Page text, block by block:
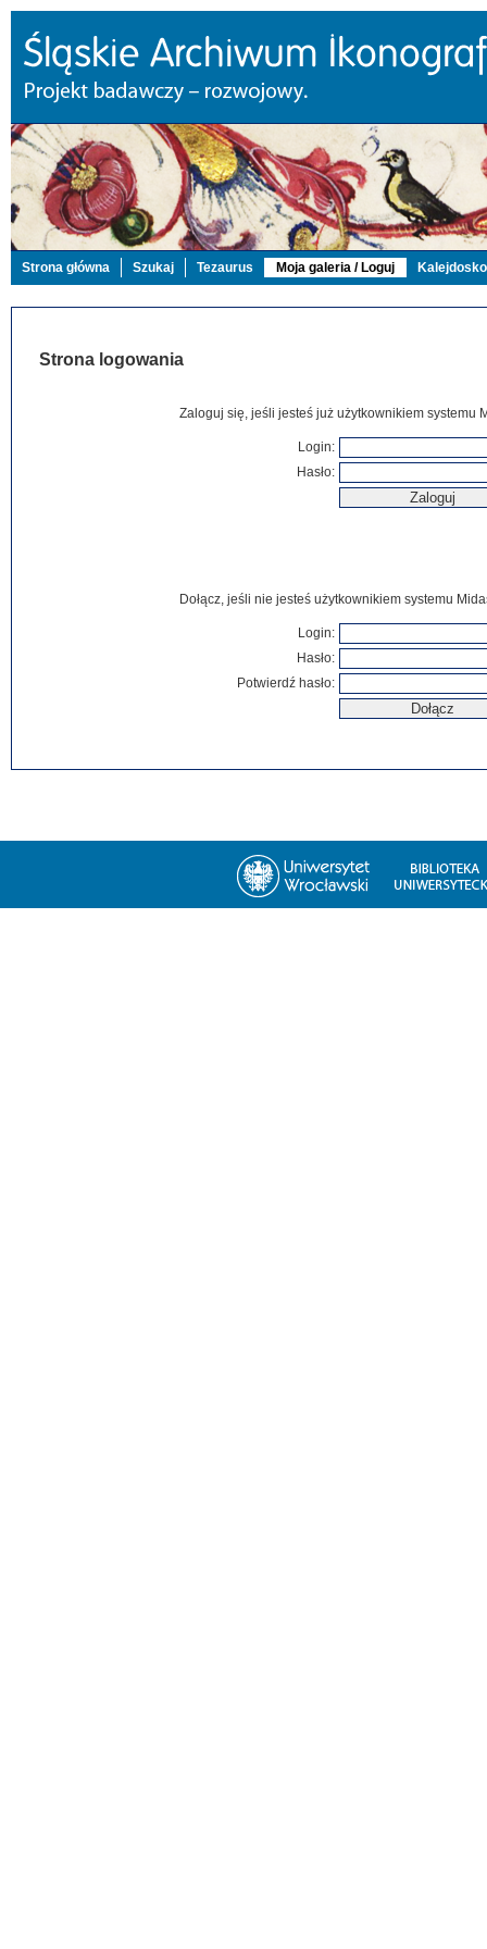
Strona główna Szukaj Tezaurus Moja galeria / Loguj
Strona logowania
Zaloguj się, jeśli jesteś już użytkownikiem systemu
Login:
Hasło:
Dołącz, jeśli nie jesteś użytkownikiem systemu
Login:
Hasło:
Potwierdź hasło: